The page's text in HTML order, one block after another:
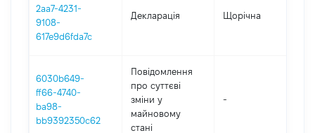
2aa7-4231-
9108-
617e9d6fda7c
Декларація Щорічна
6030b649-
ff66-4740-
ba98-
bb9392350c62
Повідомлення
про суттєві
зміни y
майновому
стані
-